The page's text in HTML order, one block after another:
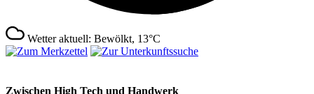
Wetter aktuell: Bewölkt, 13°C
Zwischen High Tech und Handwerk